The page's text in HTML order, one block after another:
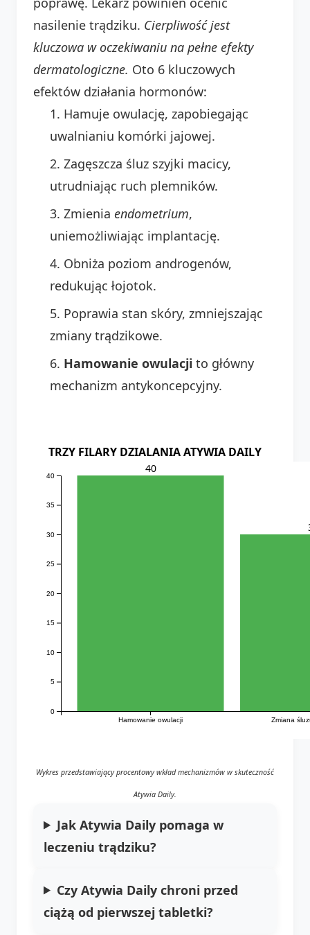
nasilenie trądziku. Cierpliwość jest
kluczowa w oczekiwaniu na pełne efekty
dermatologiczne. Oto 6 kluczowych
efektów działania hormonów:
Hamuje owulację, zapobiegając
uwalnianiu komórki jajowej.
Zagęszcza śluz szyjki macicy,
utrudniając ruch plemników.
Zmienia endometrium,
uniemożliwiając implantację.
Obniża poziom androgenów,
redukując łojotok.
Poprawia stan skóry, zmniejszając
zmiany trądzikowe.
Hamowanie owulacji to główny
mechanizm antykoncepcyjny.
TRZY FILARY DZIALANIA ATYWIA DAILY
Hamowanie owulacji Zmiana
0
5
10
15
20
25
30
35
40
40
Wykres przedstawiający procentowy wkład mechanizmów w skuteczność
Atywia Daily.
Jak Atywia Daily pomaga w
leczeniu trądziku?
Czy Atywia Daily chroni przed
ciążą od pierwszej tabletki?